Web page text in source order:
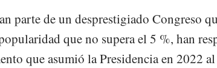
parte de un desprestigiado Congreso
que no supera el 5 %, han
que asumió la Presidencia en 2022 al